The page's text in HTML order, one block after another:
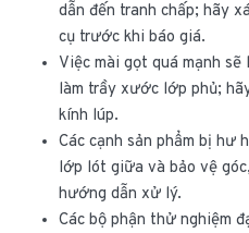
dẫn đến tranh chấp; hãy
cụ trước khi báo giá.
Việc mài gọt quá mạnh
làm trầy xước lớp phủ;
kính lúp.
Các cạnh sản phẩm bị hư
lớp lót giữa và bảo vệ
hướng dẫn xử lý.
Các bộ phận thử nghiệm